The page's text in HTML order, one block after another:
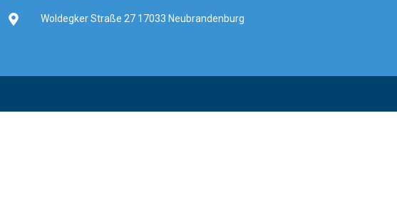
Woldegker Straße 27 17033 Neubrandenburg